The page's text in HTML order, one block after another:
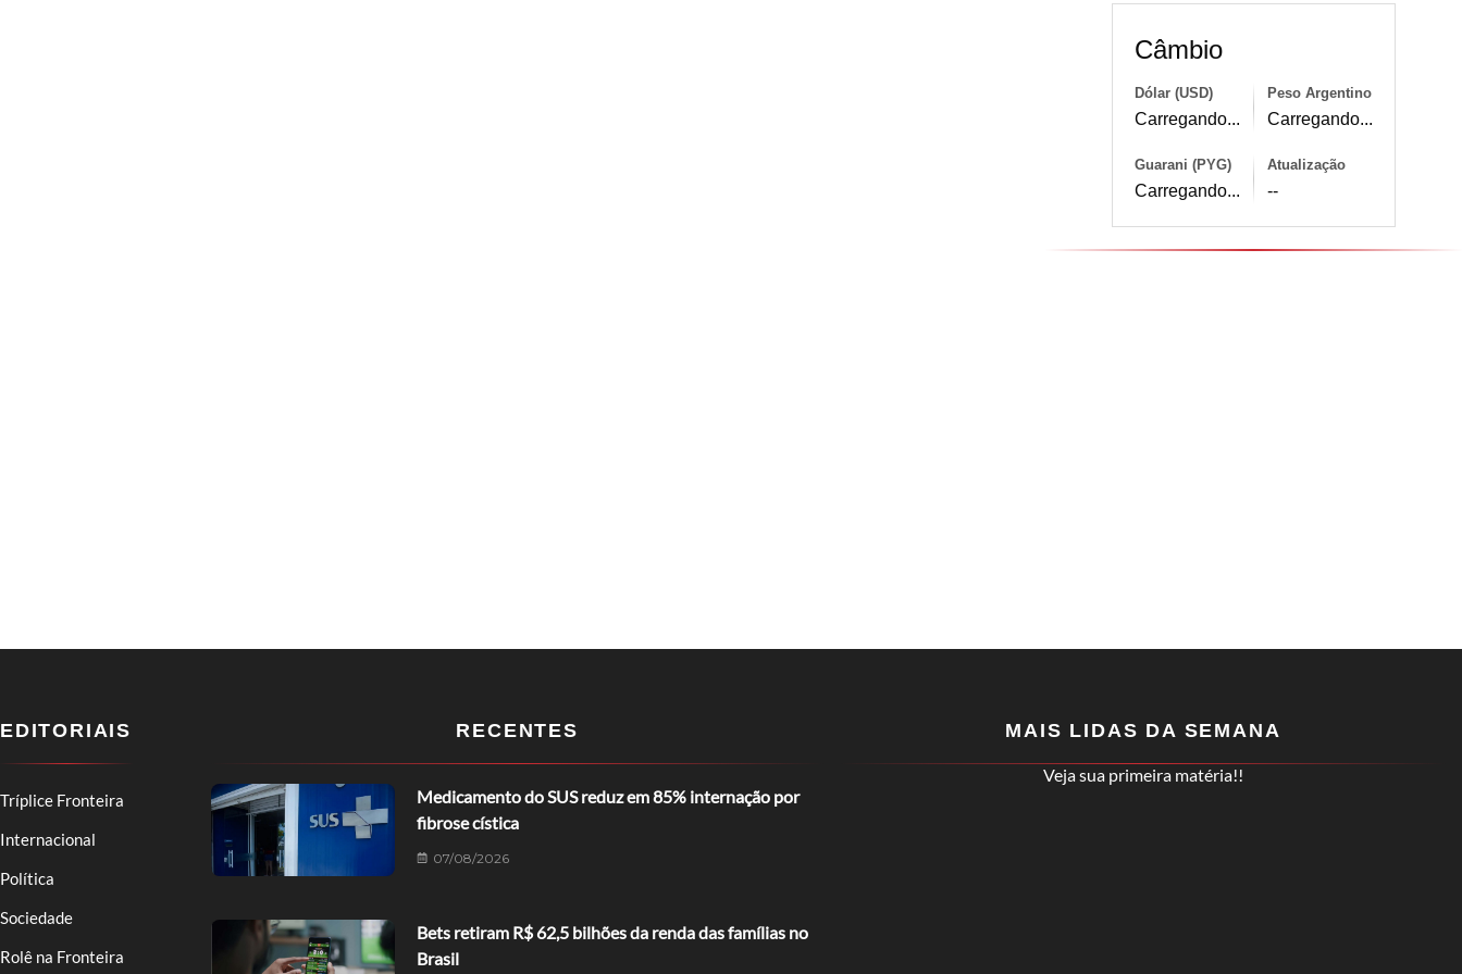
Câmbio
Dólar (USD)
Carregando...
Peso Argentino
Carregando...
Guarani (PYG)
Carregando...
Atualização
--
EDITORIAIS
Tríplice Fronteira
Internacional
Política
Sociedade
Rolê na Fronteira
RECENTES
Medicamento do SUS reduz em 85% internação por
fibrose cística
07/08/2026
Bets retiram R$ 62,5 bilhões da renda das famílias no
Brasil
MAIS LIDAS DA SEMANA
Veja sua primeira matéria!!